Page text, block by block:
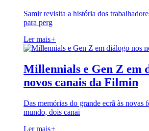
Samir revisita a história dos
para perg
Ler mais+
Millennials e Gen Z em
novos canais da Filmin
Das memórias do grande ecrã às novas
mundo, dois canai
Ler mais+